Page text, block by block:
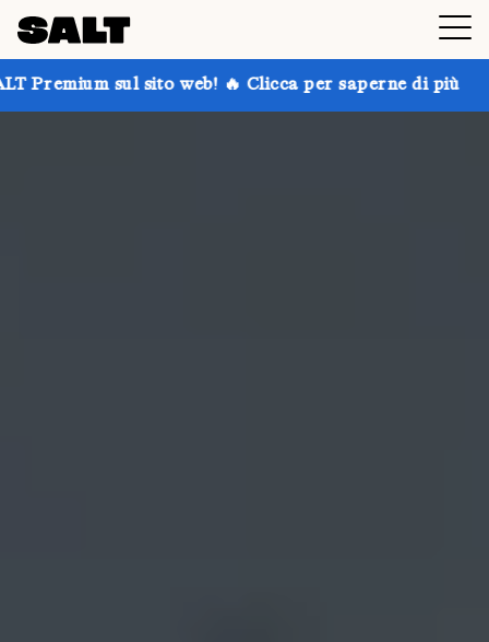
web! 🔥 Clicca per saperne di più Prendi fino al